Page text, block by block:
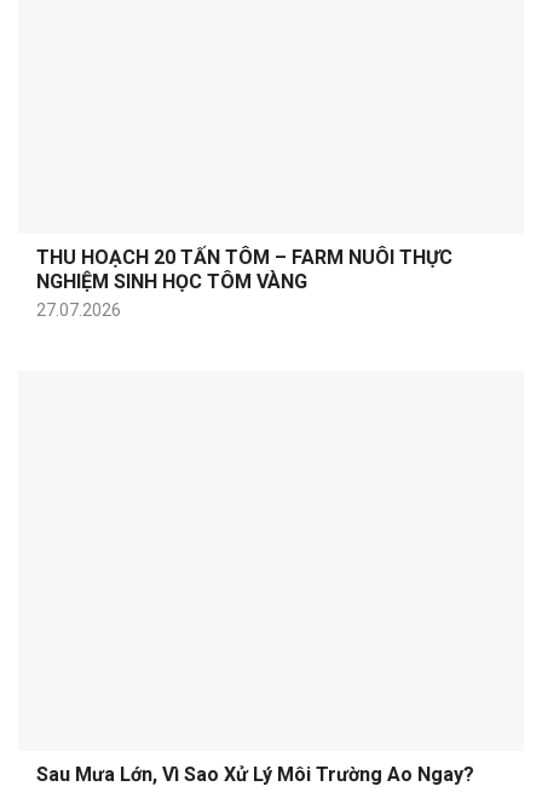
THU HOẠCH 20 TẤN TÔM – FARM NUÔI THỰC
NGHIỆM SINH HỌC TÔM VÀNG
27.07.2026
Sau Mưa Lớn, Vì Sao Xử Lý Môi Trường Ao Ngay?